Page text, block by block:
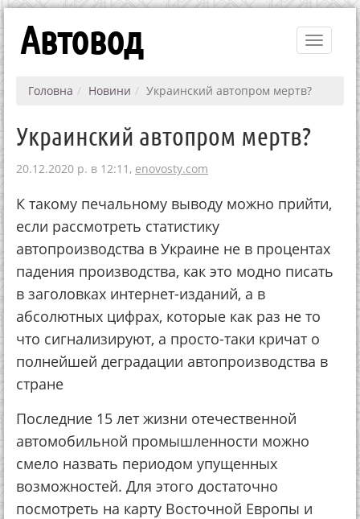
Toggle
Автовод
Головна Новини Украинский автопром мертв?
Украинский автопром мертв?
20.12.2020 р. в 12:11, enovosty.com
К такому печальному выводу можно прийти,
если рассмотреть статистику
автопроизводства в Украине не в процентах
падения производства, как это модно писать
в заголовках интернет-изданий, а в
абсолютных цифрах, которые как раз не то
что сигнализируют, а просто-таки кричат о
полнейшей деградации автопроизводства в
стране
Последние 15 лет жизни отечественной
автомобильной промышленности можно
смело назвать периодом упущенных
возможностей. Для этого достаточно
посмотреть на карту Восточной Европы и